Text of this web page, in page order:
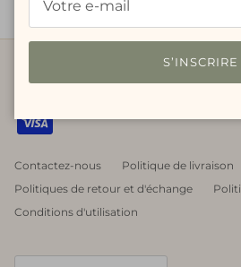
Contactez-nous
Politique de livraison
Politiques de retour et d'échange
Conditions d'utilisation
S’INSCRIRE